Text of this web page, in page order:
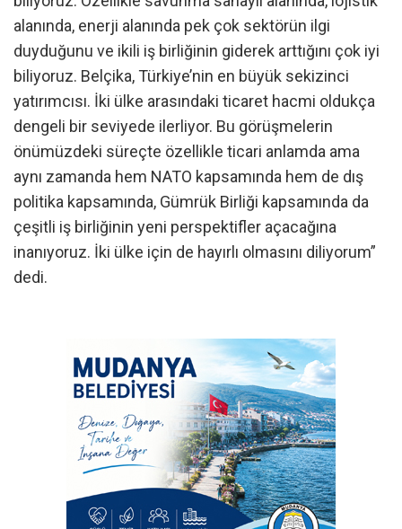
alanında, enerji alanında pek çok sektörün ilgi
duyduğunu ve ikili iş birliğinin giderek arttığını çok iyi
biliyoruz. Belçika, Türkiye’nin en büyük sekizinci
yatırımcısı. İki ülke arasındaki ticaret hacmi oldukça
dengeli bir seviyede ilerliyor. Bu görüşmelerin
önümüzdeki süreçte özellikle ticari anlamda ama
aynı zamanda hem NATO kapsamında hem de dış
politika kapsamında, Gümrük Birliği kapsamında da
çeşitli iş birliğinin yeni perspektifler açacağına
inanıyoruz. İki ülke için de hayırlı olmasını diliyorum”
dedi.